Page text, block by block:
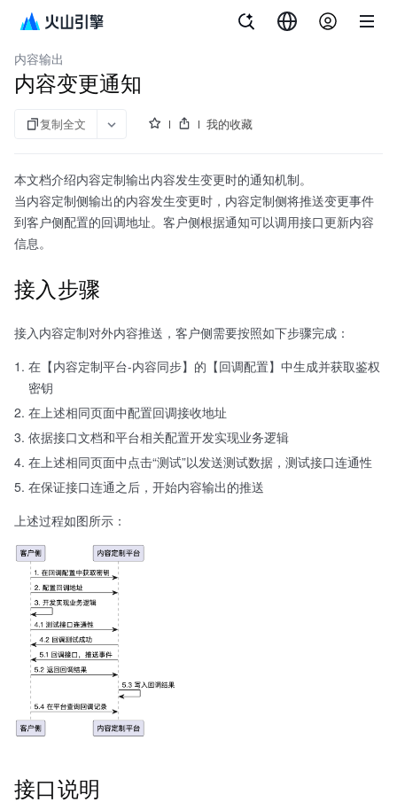
内容定制
内容输出
内容变更通知
复制全文 我的收藏
本文档介绍内容定制输出内容发生变更时的通知机制。
当内容定制侧输出的内容发生变更时，内容定制侧将推送变更事件
到客户侧配置的回调地址。客户侧根据通知可以调用接口更新内容
信息。
接入步骤
接入内容定制对外内容推送，客户侧需要按照如下步骤完成：
在【内容定制平台-内容同步】的【回调配置】中生成并获取鉴权
密钥
在上述相同页面中配置回调接收地址
依据接口文档和平台相关配置开发实现业务逻辑
在上述相同页面中点击“测试”以发送测试数据，测试接口连通性
在保证接口连通之后，开始内容输出的推送
上述过程如图所示：
接口说明